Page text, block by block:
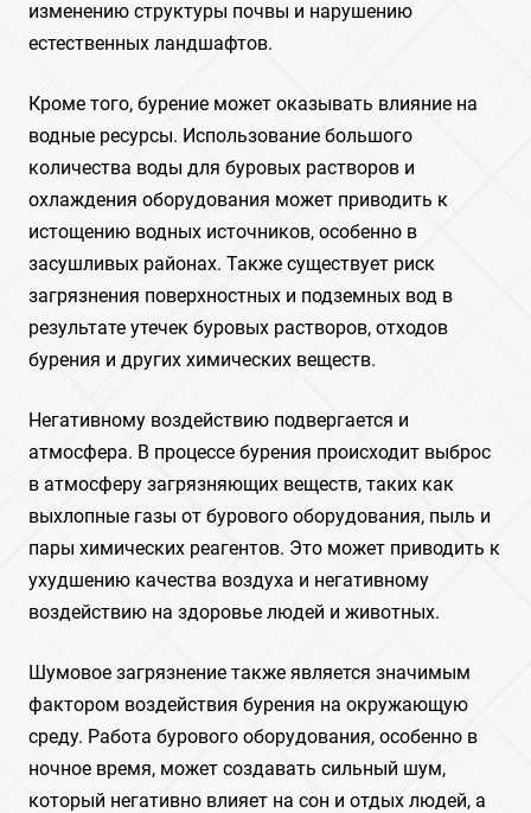
изменению структуры почвы и нарушению
естественных ландшафтов.
Кроме того, бурение может оказывать влияние на
водные ресурсы. Использование большого
количества воды для буровых растворов и
охлаждения оборудования может приводить к
истощению водных источников, особенно в
засушливых районах. Также существует риск
загрязнения поверхностных и подземных вод в
результате утечек буровых растворов, отходов
бурения и других химических веществ.
Негативному воздействию подвергается и
атмосфера. В процессе бурения происходит выброс
в атмосферу загрязняющих веществ, таких как
выхлопные газы от бурового оборудования, пыль и
пары химических реагентов. Это может приводить к
ухудшению качества воздуха и негативному
воздействию на здоровье людей и животных.
Шумовое загрязнение также является значимым
фактором воздействия бурения на окружающую
среду. Работа бурового оборудования, особенно в
ночное время, может создавать сильный шум,
который негативно влияет на сон и отдых людей, а